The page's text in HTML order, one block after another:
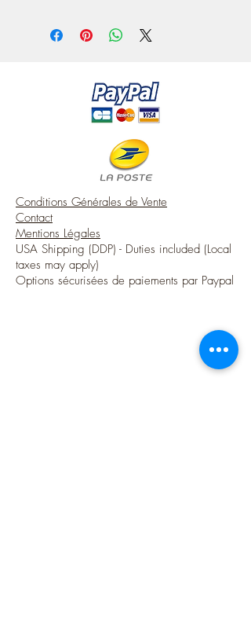
Conditions Générales de Vente
Contact
Mentions Légales
USA Shipping (DDP) - Duties included (Local
taxes may apply)
Options sécurisées de paiements par Paypal